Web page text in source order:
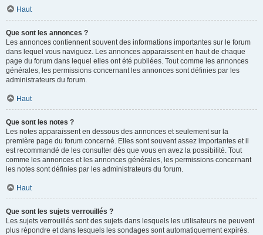
Haut
Que sont les annonces ?
Les annonces contiennent souvent des informations importantes sur le forum
dans lequel vous naviguez. Les annonces apparaissent en haut de chaque
page du forum dans lequel elles ont été publiées. Tout comme les annonces
générales, les permissions concernant les annonces sont définies par les
administrateurs du forum.
Haut
Que sont les notes ?
Les notes apparaissent en dessous des annonces et seulement sur la
première page du forum concerné. Elles sont souvent assez importantes et il
est recommandé de les consulter dès que vous en avez la possibilité. Tout
comme les annonces et les annonces générales, les permissions concernant
les notes sont définies par les administrateurs du forum.
Haut
Que sont les sujets verrouillés ?
Les sujets verrouillés sont des sujets dans lesquels les utilisateurs ne peuvent
plus répondre et dans lesquels les sondages sont automatiquement expirés.